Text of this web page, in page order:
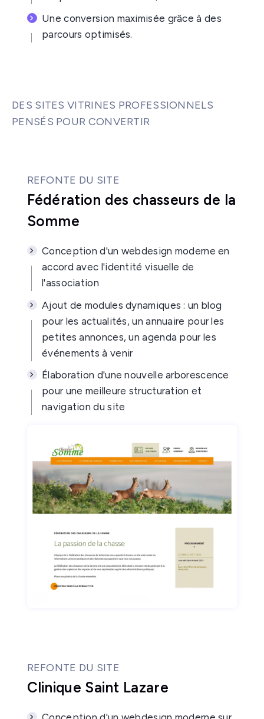
Une conversion maximisée grâce à des
parcours optimisés.
DES SITES VITRINES PROFESSIONNELS
PENSÉS POUR CONVERTIR
REFONTE DU SITE
Fédération des chasseurs de la
Somme
Conception d'un webdesign moderne en
accord avec l'identité visuelle de
l'association
Ajout de modules dynamiques : un blog
pour les actualités, un annuaire pour les
petites annonces, un agenda pour les
événements à venir
Élaboration d'une nouvelle arborescence
pour une meilleure structuration et
navigation du site
REFONTE DU SITE
Clinique Saint Lazare